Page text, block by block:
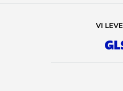
VI